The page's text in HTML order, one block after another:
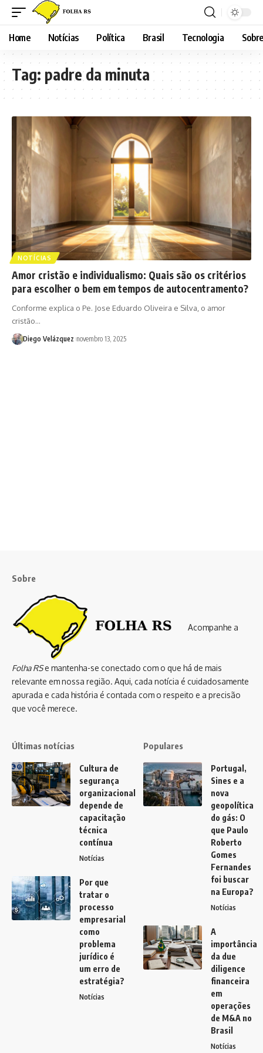
Home Notícias Política Brasil Tecnologia
Tag: padre da minuta
NOTÍCIAS
Amor cristão e individualismo: Quais são os critérios
para escolher o bem em tempos de autocentramento?
Conforme explica o Pe. Jose Eduardo Oliveira e Silva, o amor
cristão…
Diego Velázquez novembro 13, 2025
Sobre
Acompanhe a
Folha RSe mantenha-se conectado com o que há de mais
relevante em nossa região. Aqui, cada notícia é cuidadosamente
apurada e cada história é contada com o respeito e a precisão
que você merece.
Últimas notícias
Cultura de
segurança
organizacional
depende de
capacitação
técnica
contínua
Notícias
Por que
tratar o
processo
empresarial
como
problema
jurídico é
um erro de
estratégia?
Notícias
Populares
Portugal,
Sines e a
nova
geopolítica
do gás: O
que Paulo
Roberto
Gomes
Fernandes
foi buscar
na Europa?
Notícias
A
importância
da due
diligence
financeira
em
operações
de M&A no
Brasil
Notícias